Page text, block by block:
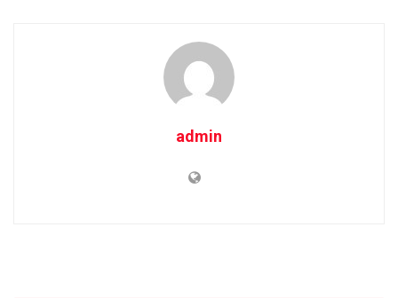
admin